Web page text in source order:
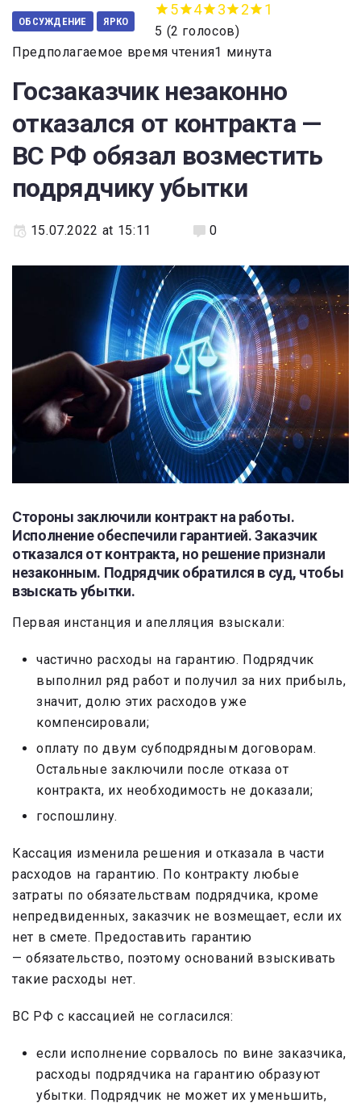
ОБСУЖДЕНИЕ ЯРКО
5 4 3 2 1
5 (2 голосов)
Предполагаемое время чтения1 минута
Госзаказчик незаконно
отказался от контракта —
ВС РФ обязал возместить
подрядчику убытки
15.07.2022 at 15:11 0
Стороны заключили контракт на работы.
Исполнение обеспечили гарантией. Заказчик
отказался от контракта, но решение признали
незаконным. Подрядчик обратился в суд, чтобы
взыскать убытки.
Первая инстанция и апелляция взыскали:
частично расходы на гарантию. Подрядчик
выполнил ряд работ и получил за них прибыль,
значит, долю этих расходов уже
компенсировали;
оплату по двум субподрядным договорам.
Остальные заключили после отказа от
контракта, их необходимость не доказали;
госпошлину.
Кассация изменила решения и отказала в части
расходов на гарантию. По контракту любые
затраты по обязательствам подрядчика, кроме
непредвиденных, заказчик не возмещает, если их
нет в смете. Предоставить гарантию
— обязательство, поэтому оснований взыскивать
такие расходы нет.
ВС РФ с кассацией не согласился:
если исполнение сорвалось по вине заказчика,
расходы подрядчика на гарантию образуют
убытки. Подрядчик не может их уменьшить,